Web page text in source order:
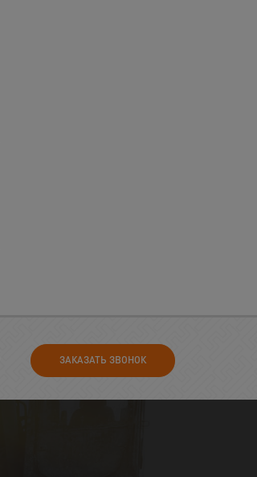
ЗАКАЗАТЬ ЗВОНОК